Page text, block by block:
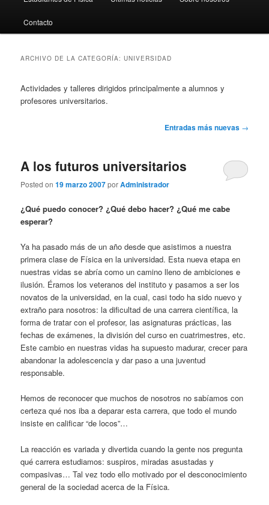
al
contenido
principal
al
contenido
secundario
Contacto
ARCHIVO DE LA CATEGORÍA:UNIVERSIDAD
Actividades y talleres dirigidos principalmente a alumnos y
profesores universitarios.
Entradas más nuevas →
A los futuros universitarios
Posted on19 marzo 2007porAdministrador
¿Qué puedo conocer? ¿Qué debo hacer? ¿Qué me cabe
esperar?
Ya ha pasado más de un año desde que asistimos a nuestra
primera clase de Física en la universidad. Esta nueva etapa en
nuestras vidas se abría como un camino lleno de ambiciones e
ilusión. Éramos los veteranos del instituto y pasamos a ser los
novatos de la universidad, en la cual, casi todo ha sido nuevo y
extraño para nosotros: la dificultad de una carrera científica, la
forma de tratar con el profesor, las asignaturas prácticas, las
fechas de exámenes, la división del curso en cuatrimestres, etc.
Este cambio en nuestras vidas ha supuesto madurar, crecer para
abandonar la adolescencia y dar paso a una juventud
responsable.
Hemos de reconocer que muchos de nosotros no sabíamos con
certeza qué nos iba a deparar esta carrera, que todo el mundo
insiste en calificar “de locos”…
La reacción es variada y divertida cuando la gente nos pregunta
qué carrera estudiamos: suspiros, miradas asustadas y
compasivas… Tal vez todo ello motivado por el desconocimiento
general de la sociedad acerca de la Física.